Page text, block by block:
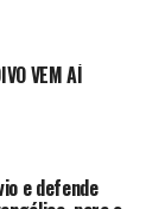
VEM AÍ
e defende